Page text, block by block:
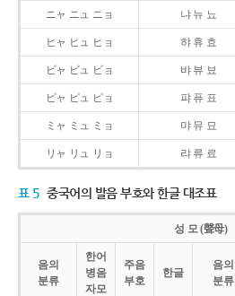
ニャ ニュ ニョ 냐 뉴 뇨
ヒャ ヒュ ヒョ 햐 휴 효
ビャ ビュ ビョ 뱌 뷰 뵤
ピャ ピュ ピョ 퍄 퓨 표
ミャ ミュ ミョ 먀 뮤 묘
リャ リュ リョ 랴 류 료
표 5 중국어의 발음 부호와 한글 대조표
성 모 (聲母)
음의
분류
한어
병음
자모
주음
부호
한글
음의
분류